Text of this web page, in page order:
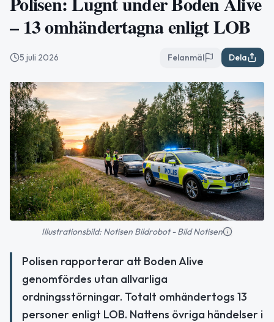
– 13 omhändertagna enligt LOB
5 juli 2026 Felanmäl Dela
Illustrationsbild: Notisen Bildrobot - Bild Notisen
Polisen rapporterar att Boden Alive
genomfördes utan allvarliga
ordningsstörningar. Totalt omhändertogs 13
personer enligt LOB. Nattens övriga händelser i